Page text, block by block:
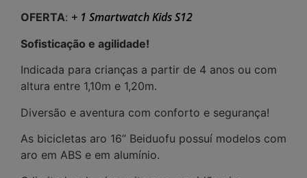
OFERTA: + 1 Smartwatch Kids S12
Sofisticação e agilidade!
Indicada para crianças a partir de 4 anos ou com
altura entre 1,10m e 1,20m.
Diversão e aventura com conforto e segurança!
As bicicletas aro 16” Beiduofu possuí modelos com
aro em ABS e em alumínio.